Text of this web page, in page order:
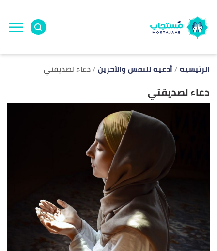
الرئيسية أدعية للنفس والآخرين دعاء لصديقتي
دعاء لصديقتي